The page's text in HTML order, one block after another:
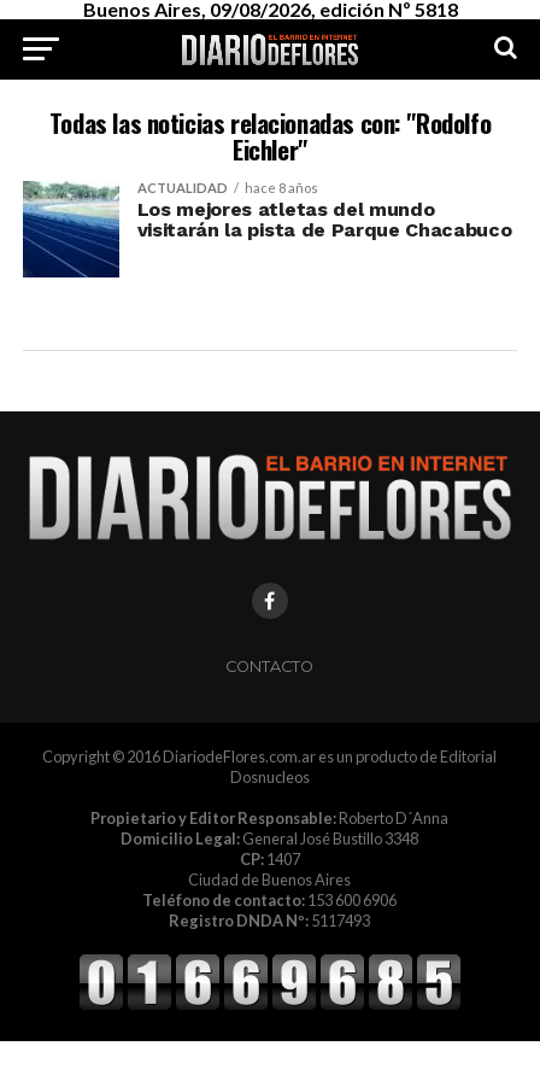
Buenos Aires, 09/08/2026, edición Nº 5818
Todas las noticias relacionadas con: "Rodolfo
Eichler"
ACTUALIDAD hace 8 años
Los mejores atletas del mundo
visitarán la pista de Parque Chacabuco
CONTACTO
Copyright © 2016 DiariodeFlores.com.ar es un producto de Editorial
Dosnucleos
Propietario y Editor Responsable:Roberto D´Anna
Domicilio Legal:General José Bustillo 3348
CP:1407
Ciudad de Buenos Aires
Teléfono de contacto:153 600 6906
Registro DNDA Nº:5117493